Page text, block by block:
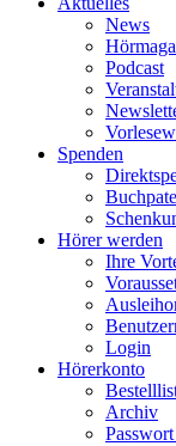
News
Podcast
Spenden
Hörer werden
Ihre
Login
Hörerkonto
Archiv